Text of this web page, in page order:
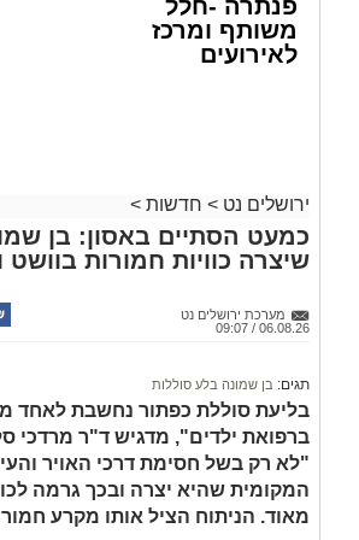
בפעילות בלשי תחנת לב הבירה שביצעו
החשודים הועברו לחקירה, ובית
לתאריך 6.8.26.
בפעילות נוספת של בלשי תחנת בית
בסחר בסמים, זוהו על פי החשד שתי
העיר ירושלים נעצרה והועברה להמשיך
מעצרם של החשודים הוארך בבית המשפט.
פנתרה -חלל
משותף ומרכז
לאירועים
ירושלים נט > חדשות >
כמעט הסתיים באסון: בן
שיצרה כוויות חמורות בוושט
מערכת ירושלים נט
06.08.26 / 09:07
תגים: בן שמונה בלע סוללות
בליעת סוללת כפתור נחשבת לאחד
ברפואת ילדים", מדגיש ד"ר מרדכי
"לא רק בשל חסימת דרכי האויר
המקומית שהיא יצרה ובכך גרמה
מאוד. הניתוח הציל אותו מקרע